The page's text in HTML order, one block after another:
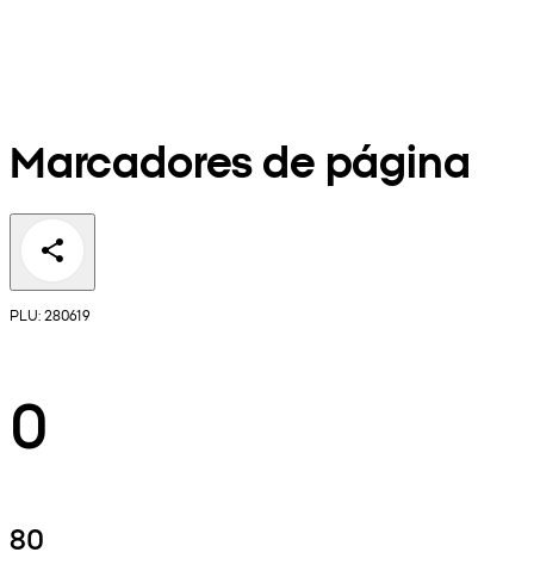
Marcadores de página
PLU: 280619
0
80